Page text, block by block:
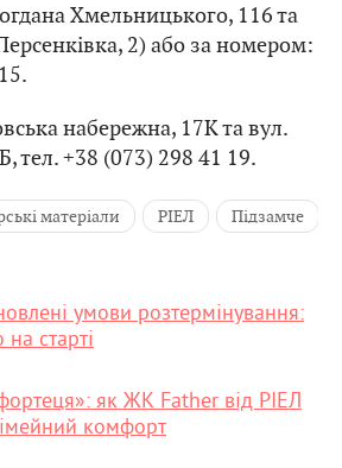
Хмельницького, 116 та
2) або за номером:
набережна, 17К та вул.
тел. +38 (073) 298 41 19.
матеріали РІЕЛ Підзамче
умови розтермінування:
старті
як ЖК Father від РІЕЛ
комфорт